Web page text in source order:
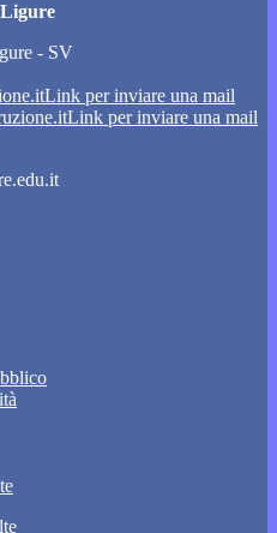
- SV
Link per inviare una mail
Link per inviare una mail